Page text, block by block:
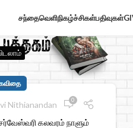
சந்தைவெளிநிகழ்ச்சிகள்பதிவுகள்
Nithianandan 0
கலவரம் நாளும்